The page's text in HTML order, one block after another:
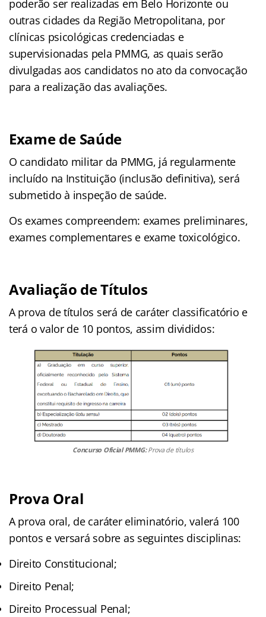
poderão ser realizadas em Belo Horizonte ou
outras cidades da Região Metropolitana, por
clínicas psicológicas credenciadas e
supervisionadas pela PMMG, as quais serão
divulgadas aos candidatos no ato da convocação
para a realização das avaliações.
Exame de Saúde
O candidato militar da PMMG, já regularmente
incluído na Instituição (inclusão definitiva), será
submetido à inspeção de saúde.
Os exames compreendem: exames preliminares,
exames complementares e exame toxicológico.
Avaliação de Títulos
A prova de títulos será de caráter classificatório e
terá o valor de 10 pontos, assim divididos:
Concurso Oficial PMMG:Prova de títulos
Prova Oral
A prova oral, de caráter eliminatório, valerá 100
pontos e versará sobre as seguintes disciplinas:
Direito Constitucional;
Direito Penal;
Direito Processual Penal;